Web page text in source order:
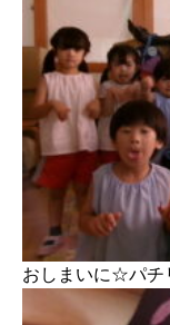
おしまいに☆パチ